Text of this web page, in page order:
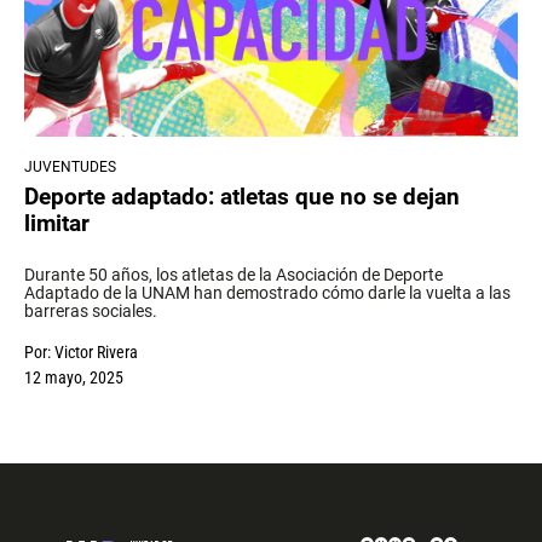
JUVENTUDES
Deporte adaptado: atletas que no se dejan
limitar
Durante 50 años, los atletas de la Asociación de Deporte
Adaptado de la UNAM han demostrado cómo darle la vuelta a las
barreras sociales.
Por:Victor Rivera
12 mayo, 2025